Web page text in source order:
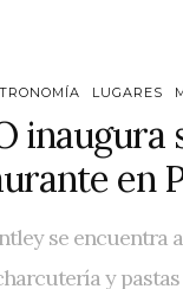
LUGARES
inaugura
en
se encuentra
y pastas